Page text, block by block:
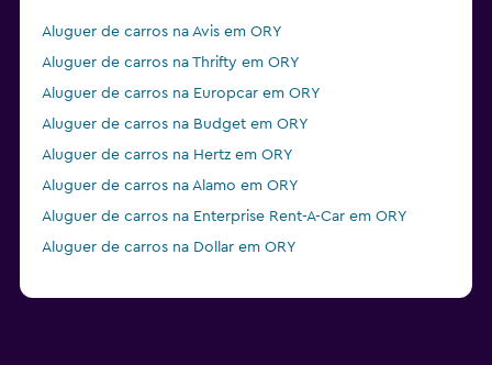
Aluguer de carros na Avis em ORY
Aluguer de carros na Thrifty em ORY
Aluguer de carros na Europcar em ORY
Aluguer de carros na Budget em ORY
Aluguer de carros na Hertz em ORY
Aluguer de carros na Alamo em ORY
Aluguer de carros na Enterprise Rent-A-Car em ORY
Aluguer de carros na Dollar em ORY